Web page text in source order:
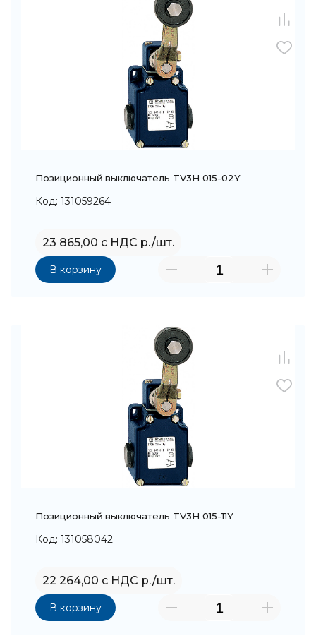
Позиционный выключатель TV3H 015-02Y
Код: 131059264
23 865,00 с НДС р./шт.
В корзину
Позиционный выключатель TV3H 015-11Y
Код: 131058042
22 264,00 с НДС р./шт.
В корзину